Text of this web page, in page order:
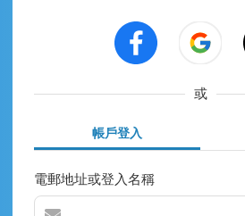
或
帳戶登入
電郵地址或登入名稱